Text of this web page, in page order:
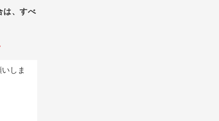
は、すべ